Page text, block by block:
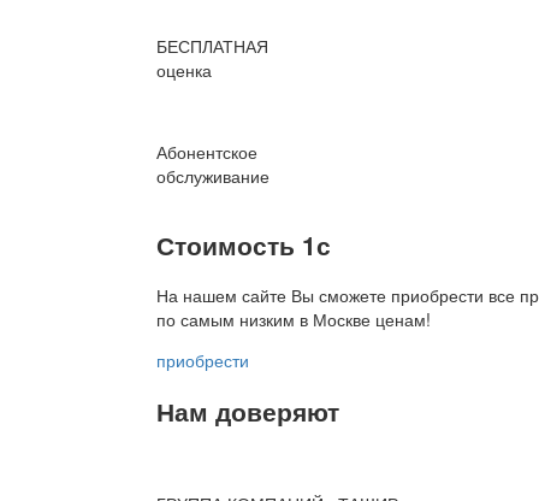
БЕСПЛАТНАЯ
оценка
Абонентское
обслуживание
Стоимость 1с
На нашем сайте Вы сможете приобрести все
по самым низким в Москве ценам!
приобрести
Нам доверяют